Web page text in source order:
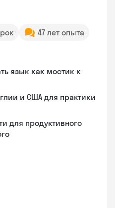
47 лет опыта
язык как мостик к
и США для практики
для продуктивного